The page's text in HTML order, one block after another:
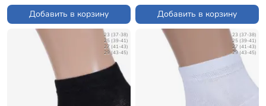
Добавить в корзину Добавить в корзину
23 (37-38)
25 (39-41)
27 (41-43)
29 (43-45)
23 (37-38)
25 (39-41)
27 (41-43)
29 (43-45)